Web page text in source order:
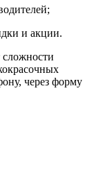
и акции.
через форму